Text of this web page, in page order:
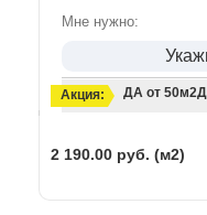
Мне нужно:
Акция: ДА от 50м2
2 190.00 руб. (м2)